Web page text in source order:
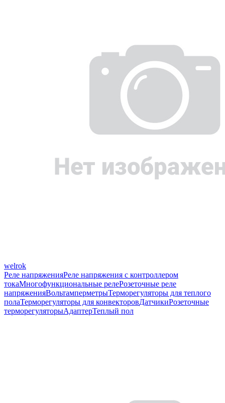
welrok
Реле напряженияРеле напряжения с контроллером
токаМногофункциональные релеРозеточные реле
напряженияВольтамперметрыТерморегуляторы для теплого
полаТерморегуляторы для конвекторовДатчикиРозеточные
терморегуляторыАдаптерТеплый пол